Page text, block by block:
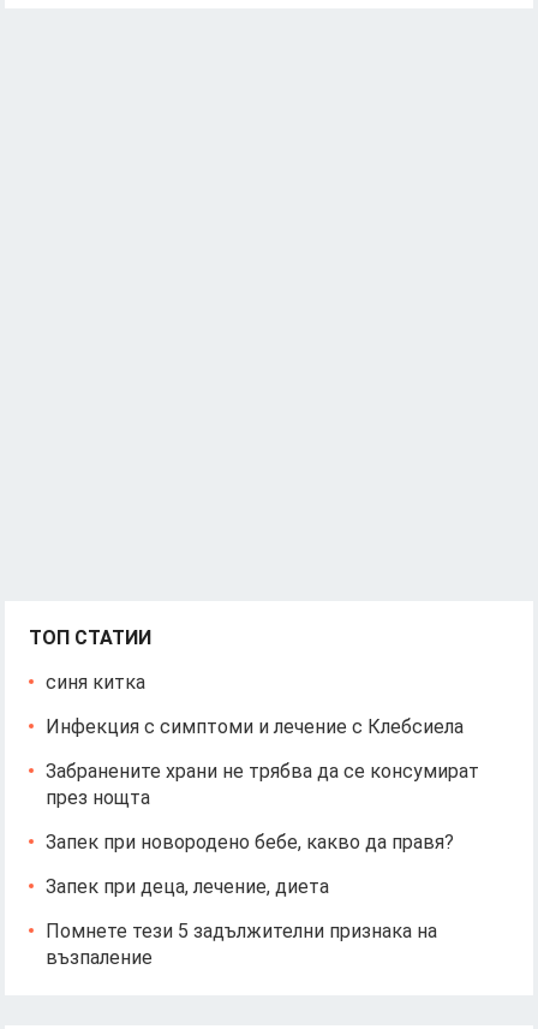
ТОП СТАТИИ
синя китка
Инфекция с симптоми и лечение с Клебсиела
Забранените храни не трябва да се консумират
през нощта
Запек при новородено бебе, какво да правя?
Запек при деца, лечение, диета
Помнете тези 5 задължителни признака на
възпаление